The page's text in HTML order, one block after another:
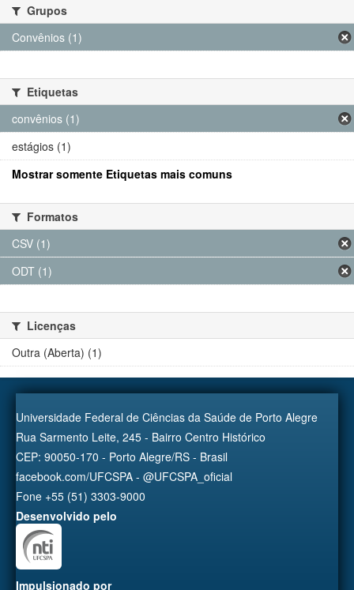
Grupos
Convênios (1)
Etiquetas
convênios (1)
estágios (1)
Mostrar somente Etiquetas mais comuns
Formatos
CSV (1)
ODT (1)
Licenças
Outra (Aberta) (1)
Universidade Federal de Ciências da Saúde de Porto Alegre
Rua Sarmento Leite, 245 - Bairro Centro Histórico
CEP: 90050-170 - Porto Alegre/RS - Brasil
facebook.com/UFCSPA - @UFCSPA_oficial
Fone +55 (51) 3303-9000
Desenvolvido pelo
Impulsionado por